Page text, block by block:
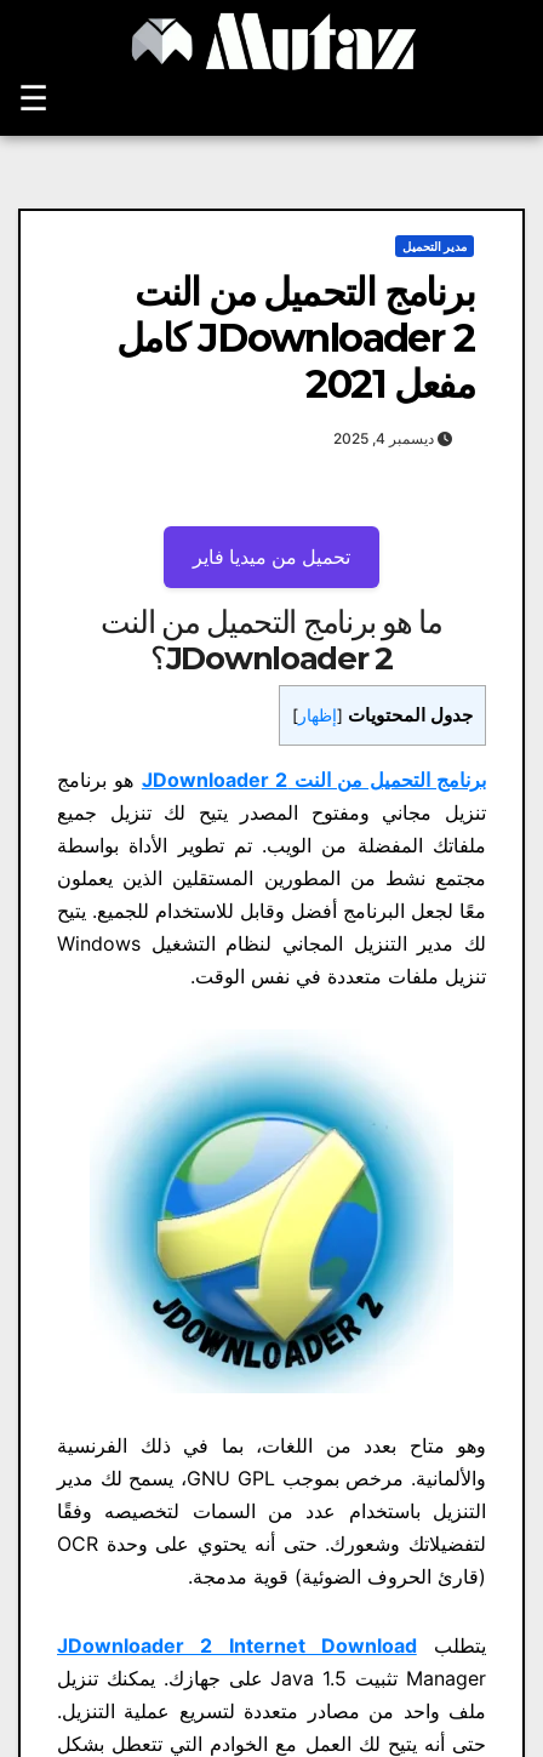
☰
مدير التحميل
برنامج التحميل من النت
JDownloader 2 كامل
مفعل 2021
ديسمبر 4, 2025
تحميل من ميديا ​​فاير
ما هو برنامج التحميل من النت
JDownloader 2؟
جدول المحتويات [إظهار ]
برنامج التحميل من النت JDownloader 2
هو برنامج
تنزيل مجاني ومفتوح المصدر يتيح لك تنزيل جميع
ملفاتك المفضلة من الويب. تم تطوير الأداة بواسطة
مجتمع نشط من المطورين المستقلين الذين يعملون
معًا لجعل البرنامج أفضل وقابل للاستخدام للجميع. يتيح
لك مدير التنزيل المجاني لنظام التشغيل Windows
تنزيل ملفات متعددة في نفس الوقت.
وهو متاح بعدد من اللغات، بما في ذلك الفرنسية
والألمانية. مرخص بموجب GNU GPL، يسمح لك مدير
التنزيل باستخدام عدد من السمات لتخصيصه وفقًا
لتفضيلاتك وشعورك. حتى أنه يحتوي على وحدة OCR
(قارئ الحروف الضوئية) قوية مدمجة.
يتطلبJDownloader 2 Internet Download
Manager تثبيت Java 1.5 على جهازك. يمكنك تنزيل
ملف واحد من مصادر متعددة لتسريع عملية التنزيل.
حتى أنه يتيح لك العمل مع الخوادم التي تتعطل بشكل